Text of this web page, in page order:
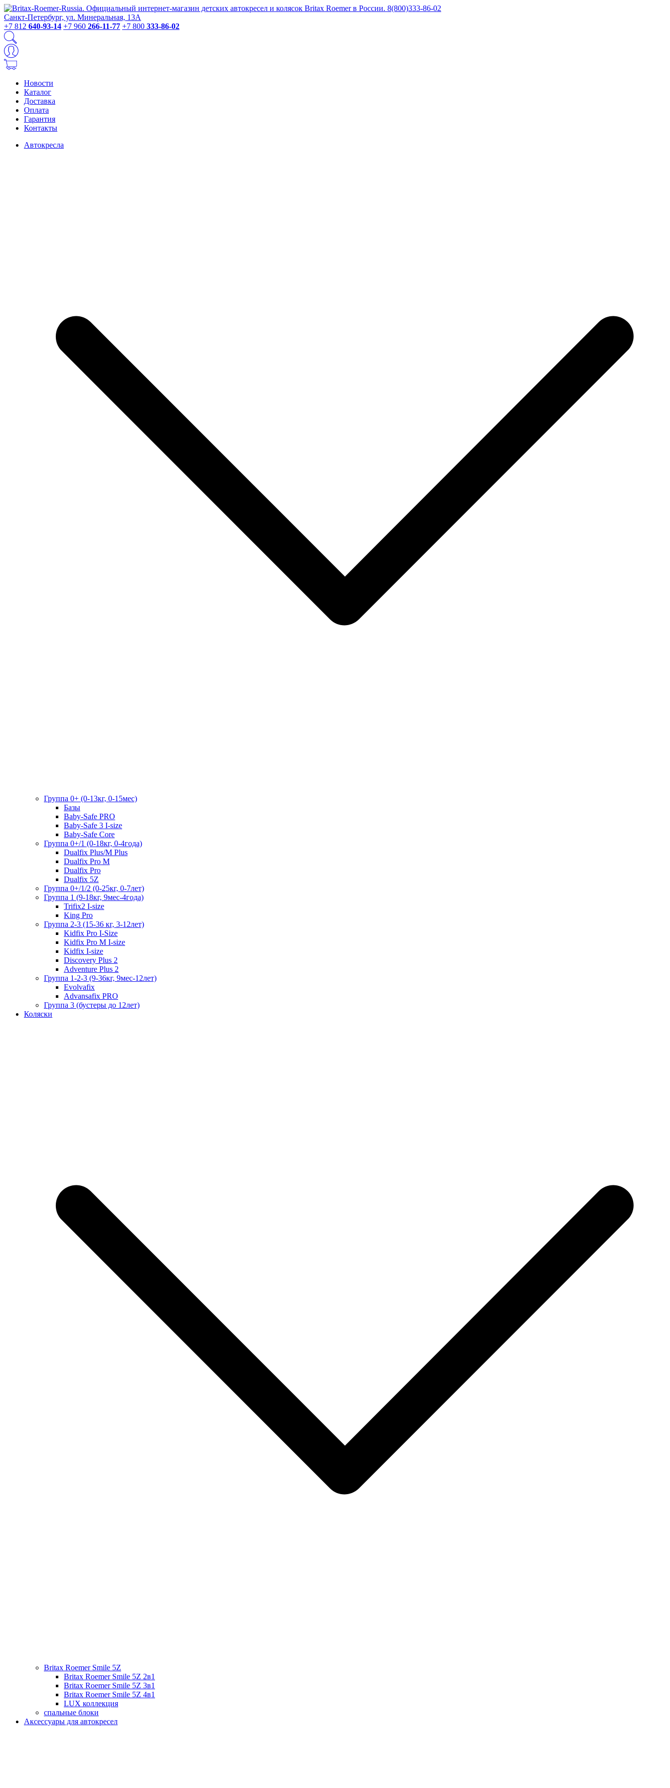
Санкт-Петербург, ул. Минеральная, 13А
+7 812 640-93-14 +7 960 266-11-77 +7 800 333-86-02
Новости
Каталог
Доставка
Оплата
Гарантия
Контакты
Автокресла
Группа 0+ (0-13кг, 0-15мес)
Базы
Baby-Safe PRO
Baby-Safe 3 I-size
Baby-Safe Core
Группа 0+/1 (0-18кг, 0-4года)
Dualfix Plus/M Plus
Dualfix Pro M
Dualfix Pro
Dualfix 5Z
Группа 0+/1/2 (0-25кг, 0-7лет)
Группа 1 (9-18кг, 9мес-4года)
Trifix2 I-size
King Pro
Группа 2-3 (15-36 кг, 3-12лет)
Kidfix Pro I-Size
Kidfix Pro M I-size
Kidfix I-size
Discovery Plus 2
Adventure Plus 2
Группа 1-2-3 (9-36кг, 9мес-12лет)
Evolvafix
Advansafix PRO
Группа 3 (бустеры до 12лет)
Коляски
Britax Roemer Smile 5Z
Britax Roemer Smile 5Z 2в1
Britax Roemer Smile 5Z 3в1
Britax Roemer Smile 5Z 4в1
LUX коллекция
спальные блоки
Аксессуары для автокресел